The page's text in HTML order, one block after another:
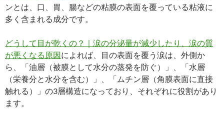
ンとは、口、胃、腸などの粘膜の表面を覆っている粘液に
多く含まれる成分です。
どうして目が乾くの？｜涙の分泌量が減少したり、涙の質
が悪くなる原因によれば、目の表面を覆う涙は、外側か
ら、「油層（被膜として水分の蒸発を防ぐ）」、「水層
（栄養分と水分を含む）」、「ムチン層（角膜表面に直接
触れる）」の3層構造になっており、それぞれに役割があり
ます。